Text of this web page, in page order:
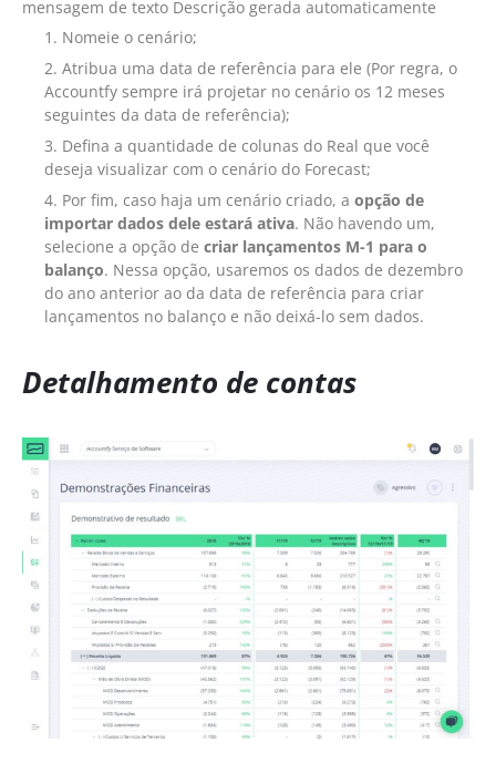
Nomeie o cenário;
Atribua uma data de referência para ele (Por regra, o
Accountfy sempre irá projetar no cenário os 12 meses
seguintes da data de referência);
Defina a quantidade de colunas do Real que você
deseja visualizar com o cenário do Forecast;
Por fim, caso haja um cenário criado, a opção de
importar dados dele estará ativa. Não havendo um,
selecione a opção de criar lançamentos M-1 para o
balanço. Nessa opção, usaremos os dados de dezembro
do ano anterior ao da data de referência para criar
lançamentos no balanço e não deixá-lo sem dados.
Detalhamento de contas